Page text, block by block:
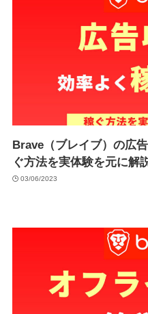
Brave（ブレイブ）の広
ぐ方法を実体験を元に解
03/06/2023